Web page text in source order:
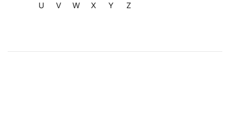
U
V W X Y Z